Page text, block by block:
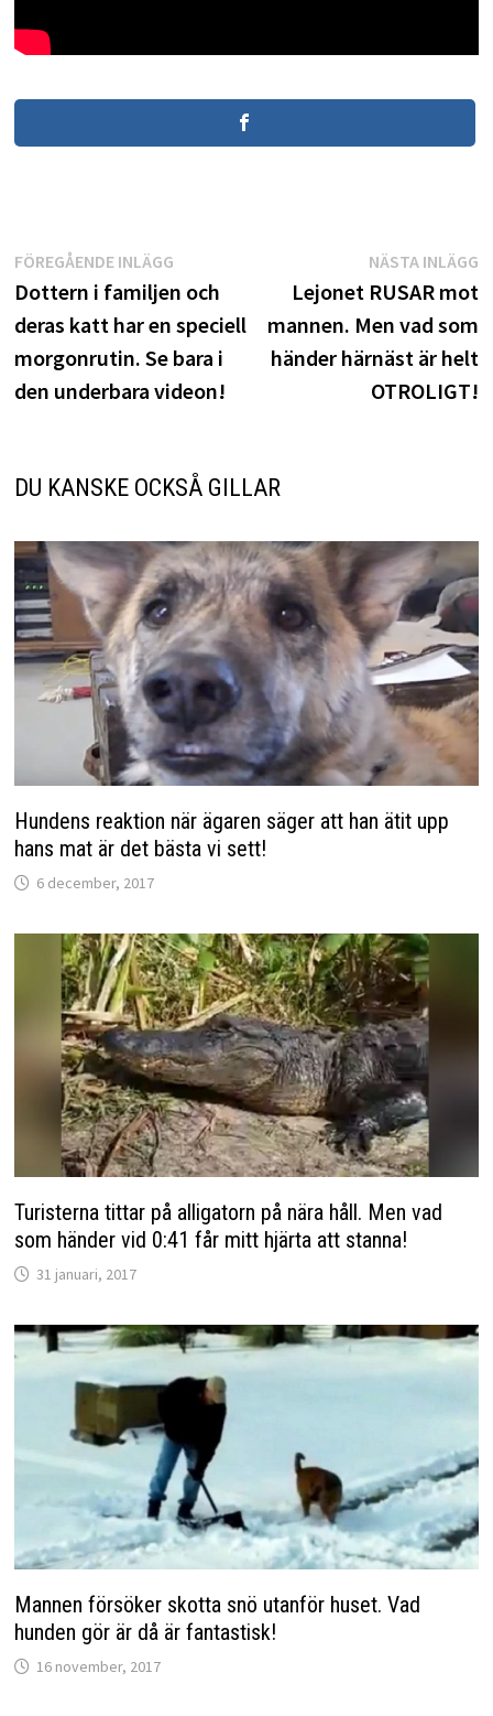
Inläggsnavigering
FÖREGÅENDE INLÄGGFöregående
inlägg:
Dottern i familjen och
deras katt har en speciell
morgonrutin. Se bara i
den underbara videon!
NÄSTA INLÄGG
Lejonet RUSAR mot
mannen. Men vad som
händer härnäst är helt
OTROLIGT!
DU KANSKE OCKSÅ GILLAR
Hundens reaktion när ägaren säger att han ätit upp
hans mat är det bästa vi sett!
6 december, 2017
Turisterna tittar på alligatorn på nära håll. Men vad
som händer vid 0:41 får mitt hjärta att stanna!
31 januari, 2017
Mannen försöker skotta snö utanför huset. Vad
hunden gör är då är fantastisk!
16 november, 2017